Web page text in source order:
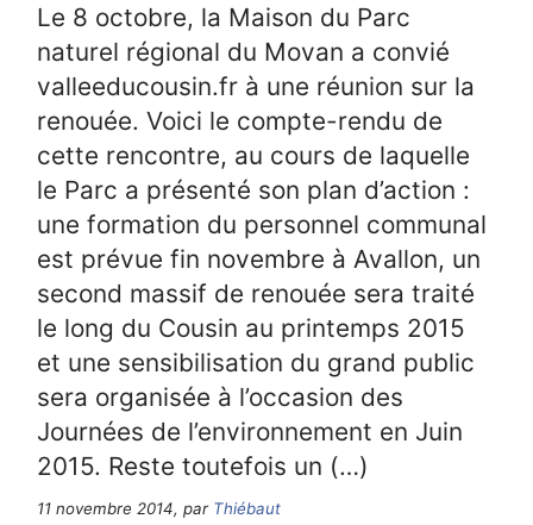
Le 8 octobre, la Maison du Parc
naturel régional du Movan a convié
valleeducousin.fr à une réunion sur la
renouée. Voici le compte-rendu de
cette rencontre, au cours de laquelle
le Parc a présenté son plan d’action :
une formation du personnel communal
est prévue fin novembre à Avallon, un
second massif de renouée sera traité
le long du Cousin au printemps 2015
et une sensibilisation du grand public
sera organisée à l’occasion des
Journées de l’environnement en Juin
2015. Reste toutefois un (…)
11 novembre 2014, par Thiébaut